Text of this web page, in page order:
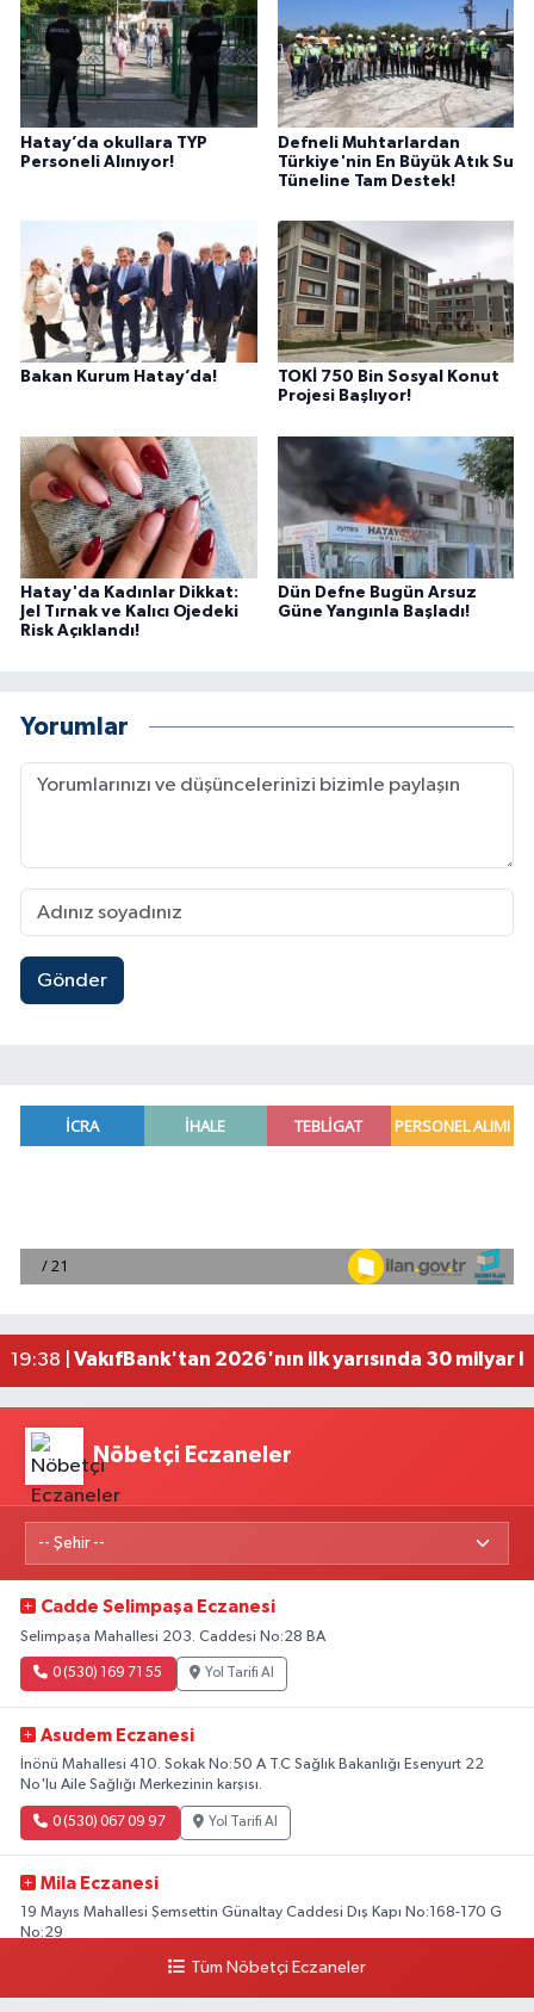
Hatay’da okullara TYP
Personeli Alınıyor!
Defneli Muhtarlardan
Türkiye'nin En Büyük Atık Su
Tüneline Tam Destek!
Bakan Kurum Hatay’da!
TOKİ 750 Bin Sosyal Konut
Projesi Başlıyor!
Hatay'da Kadınlar Dikkat:
Jel Tırnak ve Kalıcı Ojedeki
Risk Açıklandı!
Dün Defne Bugün Arsuz
Güne Yangınla Başladı!
Yorumlar
Gönder
20:05 |
Antalya'da apartman dairesinde çıkan
22:01 | 'Kutuplarda Sıfır Atık' kitabı tanıtıldı
Nöbetçi Eczaneler
Cadde Selimpaşa Eczanesi
Selimpaşa Mahallesi 203. Caddesi No:28 BA
0 (530) 169 71 55 Yol Tarifi Al
Asudem Eczanesi
İnönü Mahallesi 410. Sokak No:50 A T.C Sağlık Bakanlığı Esenyurt 22
No'lu Aile Sağlığı Merkezinin karşısı.
0 (530) 067 09 97 Yol Tarifi Al
Mila Eczanesi
19 Mayıs Mahallesi Şemsettin Günaltay Caddesi Dış Kapı No:168-170 G
No:29
Yol Tarifi Al
Tüm Nöbetçi Eczaneler